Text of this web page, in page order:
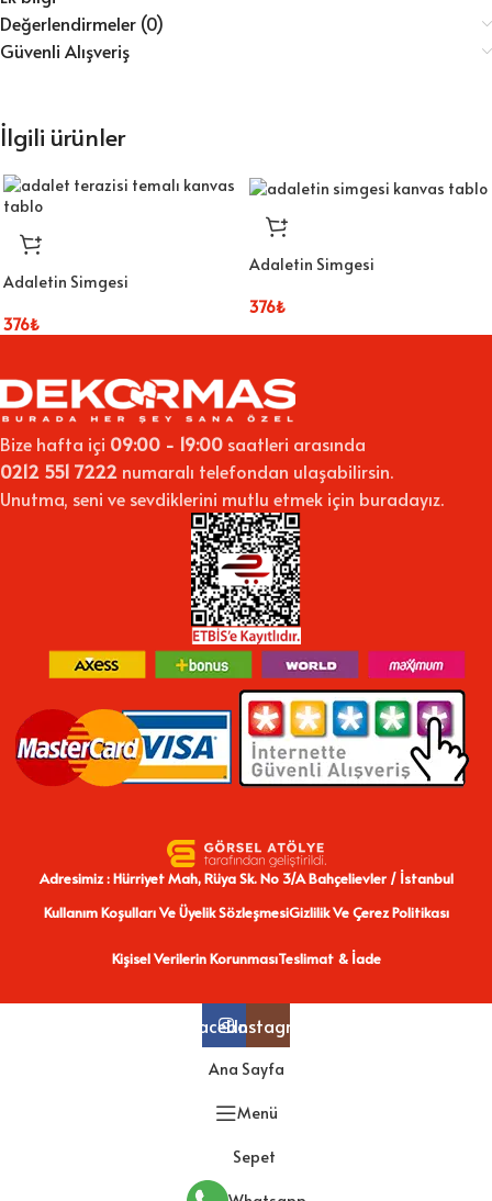
Değerlendirmeler (0)
Güvenli Alışveriş
İlgili ürünler
Adaletin Simgesi
376₺
Adaletin Simgesi
376₺
Bize hafta içi 09:00 - 19:00 saatleri arasında
0212 551 7222 numaralı telefondan ulaşabilirsin.
Unutma, seni ve sevdiklerini mutlu etmek için buradayız.
Adresimiz : Hürriyet Mah, Rüya Sk. No 3/A Bahçelievler / İstanbul
Kullanım Koşulları Ve Üyelik SözleşmesiGizlilik Ve Çerez Politikası
Kişisel Verilerin KorunmasıTeslimat & İade
FacebookInstagram
Ana Sayfa
Menü
Sepet